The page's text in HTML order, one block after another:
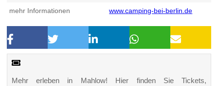
mehr Informationen www.camping-bei-berlin.de
Mehr erleben in Mahlow! Hier finden Sie Tickets,